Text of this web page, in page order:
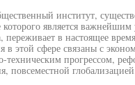
институт,
является важнейшим
переживает в настоящее
в этой сфере связаны с
техническим прогрессом,
повсеместной